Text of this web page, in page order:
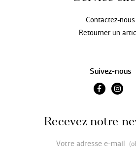
Contactez-nous
Retourner un
Suivez-nous
Recevez notre
Votre adresse e-mail